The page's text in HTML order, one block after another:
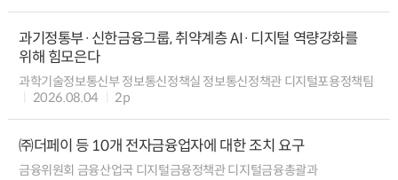
과기정통부·신한금융그룹, 취약계층 AI·디지털 역량강화를
위해 힘모은다
과학기술정보통신부 정보통신정책실 정보통신정책관 디지털포용정책팀
2026.08.04
2p
㈜더페이 등 10개 전자금융업자에 대한 조치 요구
금융위원회 금융산업국 디지털금융정책관 디지털금융총괄과